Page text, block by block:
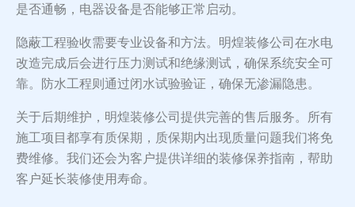
是否通畅，电器设备是否能够正常启动。
隐蔽工程验收需要专业设备和方法。明煌装修公司在水电
改造完成后会进行压力测试和绝缘测试，确保系统安全可
靠。防水工程则通过闭水试验验证，确保无渗漏隐患。
关于后期维护，明煌装修公司提供完善的售后服务。所有
施工项目都享有质保期，质保期内出现质量问题我们将免
费维修。我们还会为客户提供详细的装修保养指南，帮助
客户延长装修使用寿命。